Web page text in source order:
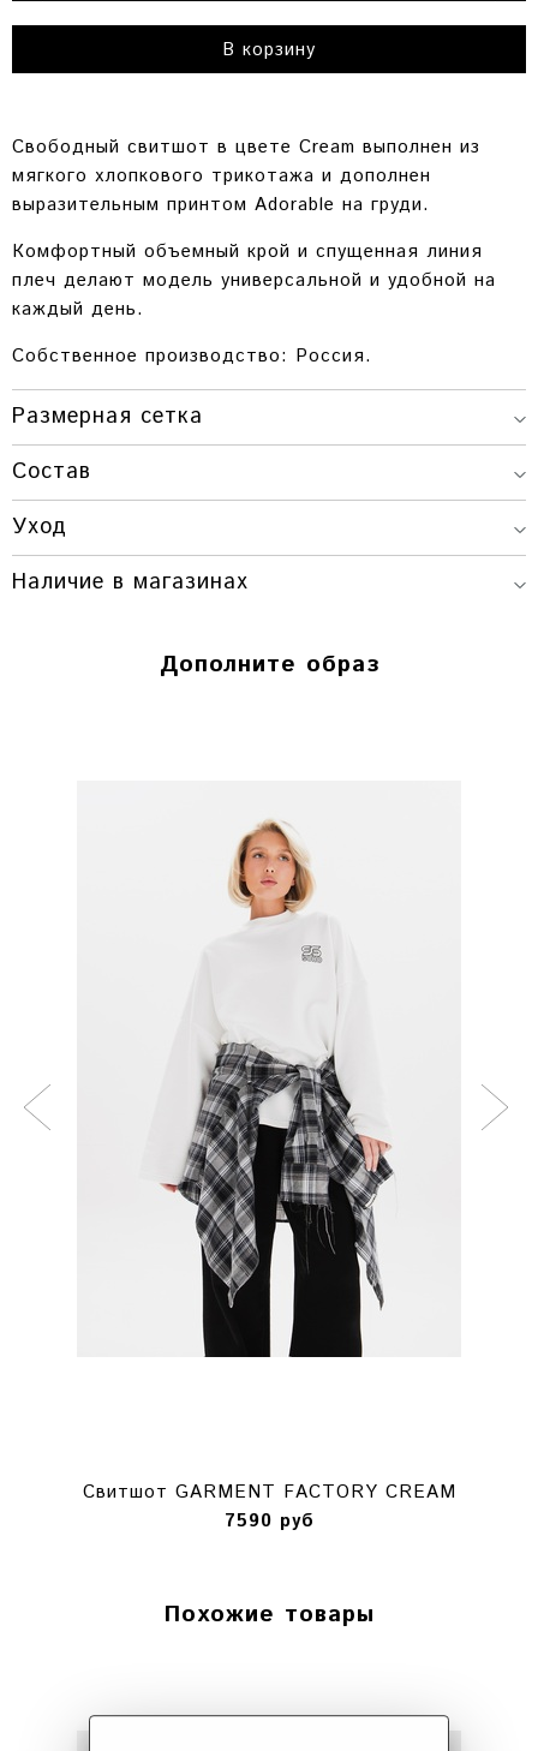
В корзину
Свободный свитшот в цвете Cream выполнен из
мягкого хлопкового трикотажа и дополнен
выразительным принтом Adorable на груди.
Комфортный объемный крой и спущенная линия
плеч делают модель универсальной и удобной на
каждый день.
Собственное производство: Россия.
Размерная сетка
ИЗДЕЛИЯ
ГРУДИ
РУКАВА
ONESIZE 70 СМ.
Состав
Уход
Наличие в магазинах
Г. КРАСНОЯРСК, ПР. МИРА, 80 / УЛ.
Дополните образ
Свитшот GARMENT FACTORY CREAM
7590 руб
Похожие товары